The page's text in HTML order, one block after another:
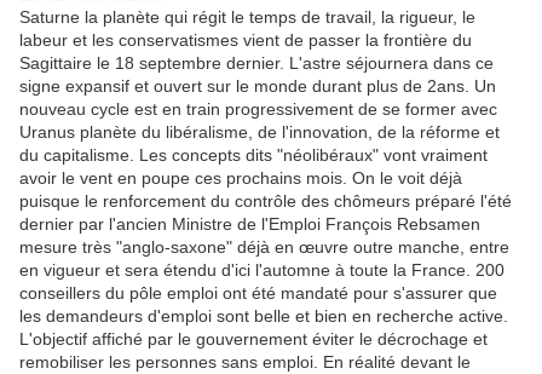
Saturne la planète qui régit le temps de travail, la rigueur, le
labeur et les conservatismes vient de passer la frontière du
Sagittaire le 18 septembre dernier. L'astre séjournera dans ce
signe expansif et ouvert sur le monde durant plus de 2ans. Un
nouveau cycle est en train progressivement de se former avec
Uranus planète du libéralisme, de l'innovation, de la réforme et
du capitalisme. Les concepts dits "néolibéraux" vont vraiment
avoir le vent en poupe ces prochains mois. On le voit déjà
puisque le renforcement du contrôle des chômeurs préparé l'été
dernier par l'ancien Ministre de l'Emploi François Rebsamen
mesure très "anglo-saxone" déjà en œuvre outre manche, entre
en vigueur et sera étendu d'ici l'automne à toute la France. 200
conseillers du pôle emploi ont été mandaté pour s'assurer que
les demandeurs d'emploi sont belle et bien en recherche active.
L'objectif affiché par le gouvernement éviter le décrochage et
remobiliser les personnes sans emploi. En réalité devant le